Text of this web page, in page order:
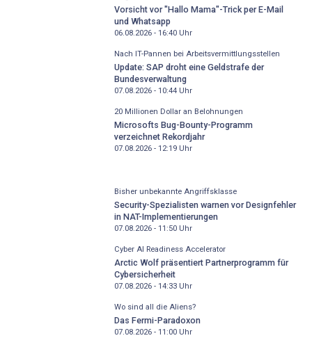
Vorsicht vor "Hallo Mama"-Trick per E-Mail
und Whatsapp
06.08.2026 - 16:40Uhr
Nach IT-Pannen bei Arbeitsvermittlungsstellen
Update: SAP droht eine Geldstrafe der
Bundesverwaltung
07.08.2026 - 10:44Uhr
20 Millionen Dollar an Belohnungen
Microsofts Bug-Bounty-Programm
verzeichnet Rekordjahr
07.08.2026 - 12:19Uhr
Bisher unbekannte Angriffsklasse
Security-Spezialisten warnen vor Designfehler
in NAT-Implementierungen
07.08.2026 - 11:50Uhr
Cyber AI Readiness Accelerator
Arctic Wolf präsentiert Partnerprogramm für
Cybersicherheit
07.08.2026 - 14:33Uhr
Wo sind all die Aliens?
Das Fermi-Paradoxon
07.08.2026 - 11:00Uhr